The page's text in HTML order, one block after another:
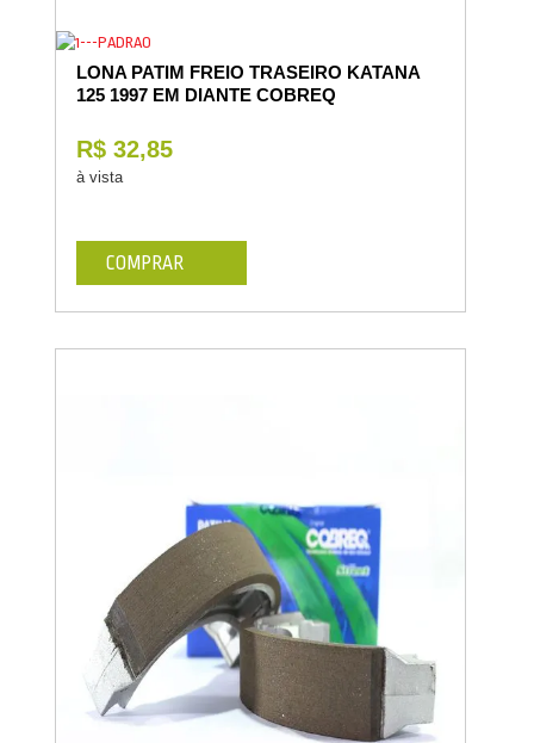
LONA PATIM FREIO TRASEIRO KATANA
125 1997 EM DIANTE COBREQ
R$ 32,85
à vista
COMPRAR